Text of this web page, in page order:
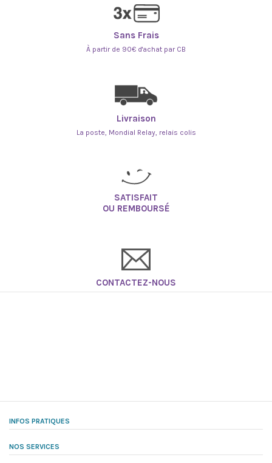
Sans Frais
À partir de 90€ d'achat par CB
Livraison
La poste, Mondial Relay, relais colis
SATISFAIT
OU REMBOURSÉ
CONTACTEZ-NOUS
INFOS PRATIQUES
NOS SERVICES